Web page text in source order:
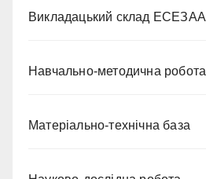
Викладацький склад ЕСЕЗАА
Навчально-методична робота
Матеріально-технічна база